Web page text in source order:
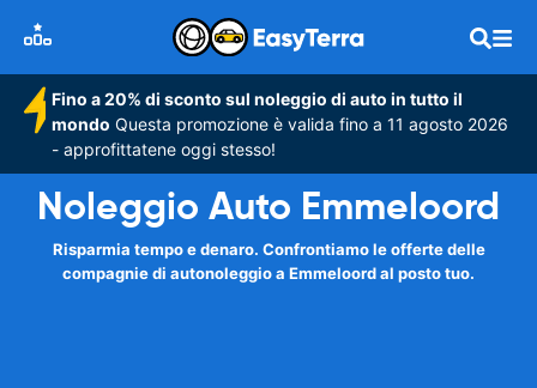
Fino a 20% di sconto sul noleggio di auto in tutto il
mondo Questa promozione è valida fino a 11 agosto 2026
- approfittatene oggi stesso!
Noleggio Auto Emmeloord
Risparmia tempo e denaro. Confrontiamo le offerte delle
compagnie di autonoleggio a Emmeloord al posto tuo.